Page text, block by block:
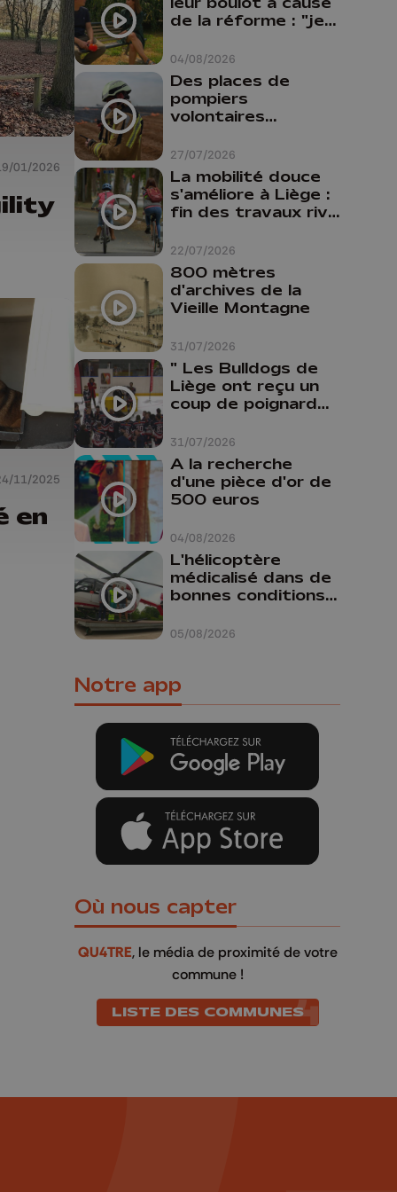
01/2026
11/2025
en
04/08/2026
de la réforme : "je
comme prof que
comme
pharmacienne"
27/07/2026
Des places de
pompiers
volontaires
province de Liège :
"Un citoyen qui
n'est formé ne
peut pas nous
aider"
22/07/2026
La mobilité douce
s'améliore à Liège :
fin des travaux rive
cyclo-piétonnes
Avroy et
Guillemins...
31/07/2026
800 mètres
d'archives de la
Vieille Montagne
31/07/2026
" Les Bulldogs de
Liège ont reçu un
coup de poignard
04/08/2026
A la recherche
d'une pièce d'or de
500 euros
05/08/2026
L'hélicoptère
médicalisé dans de
bonnes conditions à
Notre app
Où nous capter
QU4TRE, le média de proximité de votre
commune !
LISTE DES COMMUNES